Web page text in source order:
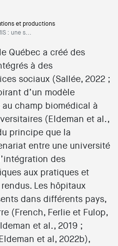
et productions
: une s...
Québec a créé des
à des
sociaux (Sallée, 2022 ;
d’un modèle
champ biomédical à
(Eldeman et al.,
principe que la
entre une université
des
aux pratiques et
Les hôpitaux
dans différents pays,
(French, Ferlie et Fulop,
et al., 2019 ;
et al, 2022b),